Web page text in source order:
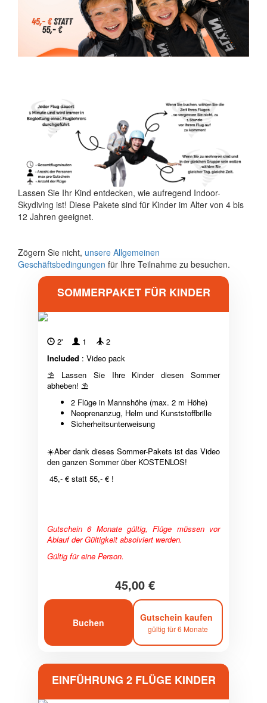
Lassen Sie Ihr Kind entdecken, wie aufregend Indoor-
Skydiving ist! Diese Pakete sind für Kinder im Alter von 4 bis
12 Jahren geeignet.
Zögern Sie nicht, unsere Allgemeinen
Geschäftsbedingungen für Ihre Teilnahme zu besuchen.
SOMMERPAKET FÜR KINDER
2' 1
2
Included : Video pack
⛱ Lassen Sie Ihre Kinder diesen Sommer
abheben! ⛱
2 Flüge in Mannshöhe (max. 2 m Höhe)
Neoprenanzug, Helm und Kunststoffbrille
Sicherheitsunterweisung
☀️Aber dank dieses Sommer-Pakets ist das Video
den ganzen Sommer über KOSTENLOS!
45,- € statt 55,- € !
Gutschein 6 Monate gültig, Flüge müssen vor
Ablauf der Gültigkeit absolviert werden.
Gültig für eine Person.
45,00 €
Buchen Gutschein kaufen
gültig für 6 Monate
EINFÜHRUNG 2 FLÜGE KINDER